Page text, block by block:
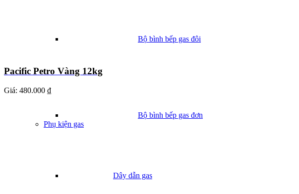
Bộ bình bếp gas đôi
Bộ bình bếp gas đơn
Phụ kiện gas
Dây dẫn gas
Pacific Petro Vàng 12kg
Giá: 480.000 ₫